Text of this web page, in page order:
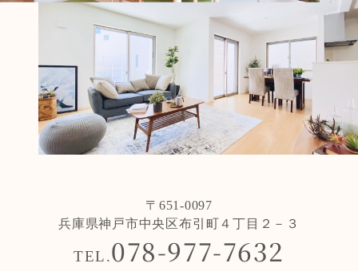
〒651-0097
兵庫県神戸市中央区布引町４丁目２－３
TEL.078-977-7632